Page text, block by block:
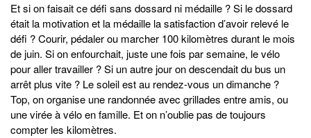
Et si on faisait ce défi sans dossard ni médaille ? Si le dossard
était la motivation et la médaille la satisfaction d’avoir relevé le
défi ? Courir, pédaler ou marcher 100 kilomètres durant le mois
de juin. Si on enfourchait, juste une fois par semaine, le vélo
pour aller travailler ? Si un autre jour on descendait du bus un
arrêt plus vite ? Le soleil est au rendez-vous un dimanche ?
Top, on organise une randonnée avec grillades entre amis, ou
une virée à vélo en famille. Et on n’oublie pas de toujours
compter les kilomètres.